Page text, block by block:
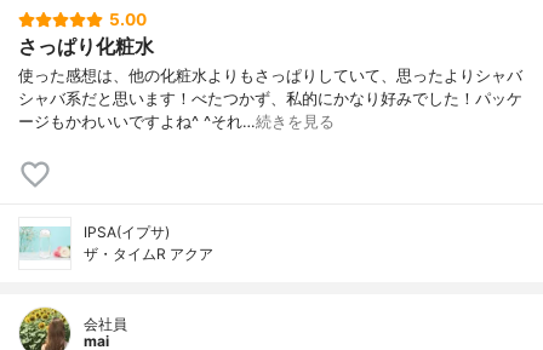
5.00
さっぱり化粧水
使った感想は、他の化粧水よりもさっぱりしていて、思ったよりシャバ
シャバ系だと思います！べたつかず、私的にかなり好みでした！パッケ
ージもかわいいですよね^ ^それ…続きを見る
IPSA(イプサ)
ザ・タイムR アクア
会社員
mai